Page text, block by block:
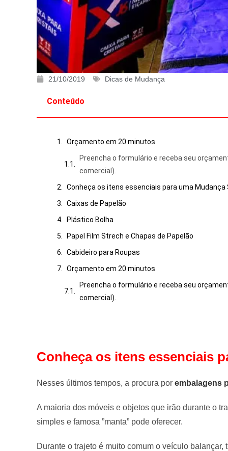
21/10/2019 Dicas de Mudança
Conteúdo
Orçamento em 20 minutos
Preencha o formulário e receba seu
comercial).
Conheça os itens essenciais para uma Mudança
Caixas de Papelão
Plástico Bolha
Papel Film Strech e Chapas de Papelão
Cabideiro para Roupas
Orçamento em 20 minutos
Preencha o formulário e receba seu
comercial).
Conheça os itens essenciais
Nesses últimos tempos, a procura por embalagens
A maioria dos móveis e objetos que irão durante o
simples e famosa ”manta” pode oferecer.
Durante o trajeto é muito comum o veículo